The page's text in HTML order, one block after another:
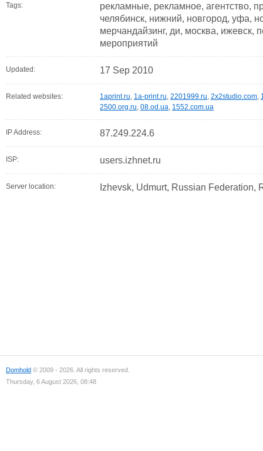
Tags:
рекламные, рекламное, агентство,
челябинск, нижний, новгород, уфа,
мерчандайзинг, ди, москва, ижевск,
мероприятий
Updated: 17 Sep 2010
Related websites: 1aprint.ru, 1a-print.ru, 2201999.ru, 2x2studio.com,
2500.org.ru, 08.od.ua, 1552.com.ua
IP Address: 87.249.224.6
ISP: users.izhnet.ru
Server location: Izhevsk, Udmurt, Russian Federation,
Domhold © 2009 - 2026. All rights reserved.
Thursday, 6 August 2026, 08:48